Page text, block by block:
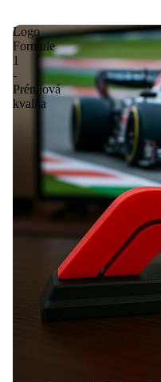
Logo
Formule
1
-
Prémiová
kvalita